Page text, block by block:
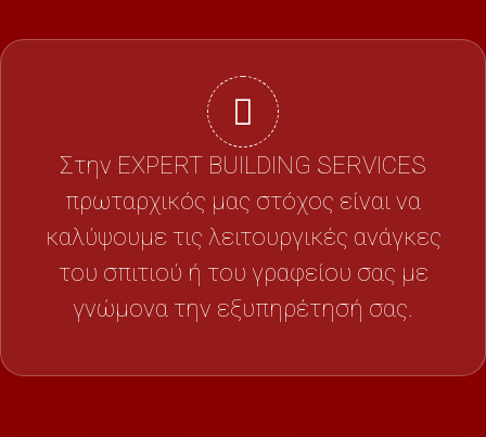
Στην EXPERT BUILDING SERVICES
πρωταρχικός μας στόχος είναι να
καλύψουμε τις λειτουργικές ανάγκες
του σπιτιού ή του γραφείου σας με
γνώμονα την εξυπηρέτησή σας.